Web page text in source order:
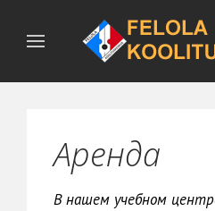
Аренда
В нашем учебном